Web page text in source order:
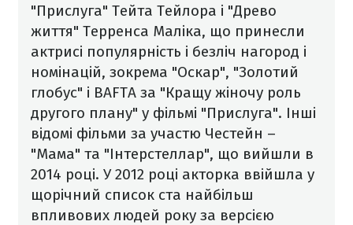
"Прислуга" Тейта Тейлора і "Древо
життя" Терренса Маліка, що принесли
актрисі популярність і безліч нагород і
номінацій, зокрема "Оскар", "Золотий
глобус" і BAFTA за "Кращу жіночу роль
другого плану" у фільмі "Прислуга". Інші
відомі фільми за участю Честейн –
"Мама" та "Інтерстеллар", що вийшли в
2014 році. У 2012 році акторка ввійшла у
щорічний список ста найбільш
впливових людей року за версією